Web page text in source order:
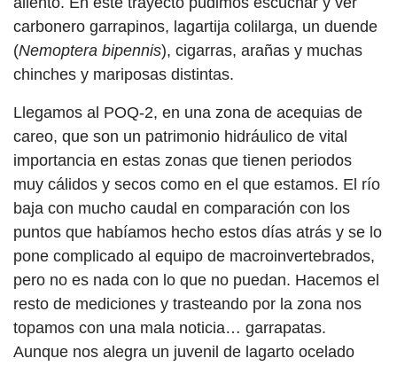
carbonero garrapinos, lagartija colilarga, un duende
(Nemoptera bipennis), cigarras, arañas y muchas
chinches y mariposas distintas.
Llegamos al POQ-2, en una zona de acequias de
careo, que son un patrimonio hidráulico de vital
importancia en estas zonas que tienen periodos
muy cálidos y secos como en el que estamos. El río
baja con mucho caudal en comparación con los
puntos que habíamos hecho estos días atrás y se lo
pone complicado al equipo de macroinvertebrados,
pero no es nada con lo que no puedan. Hacemos el
resto de mediciones y trasteando por la zona nos
topamos con una mala noticia… garrapatas.
Aunque nos alegra un juvenil de lagarto ocelado